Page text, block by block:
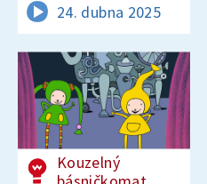
24. dubna 2025
Kouzelný